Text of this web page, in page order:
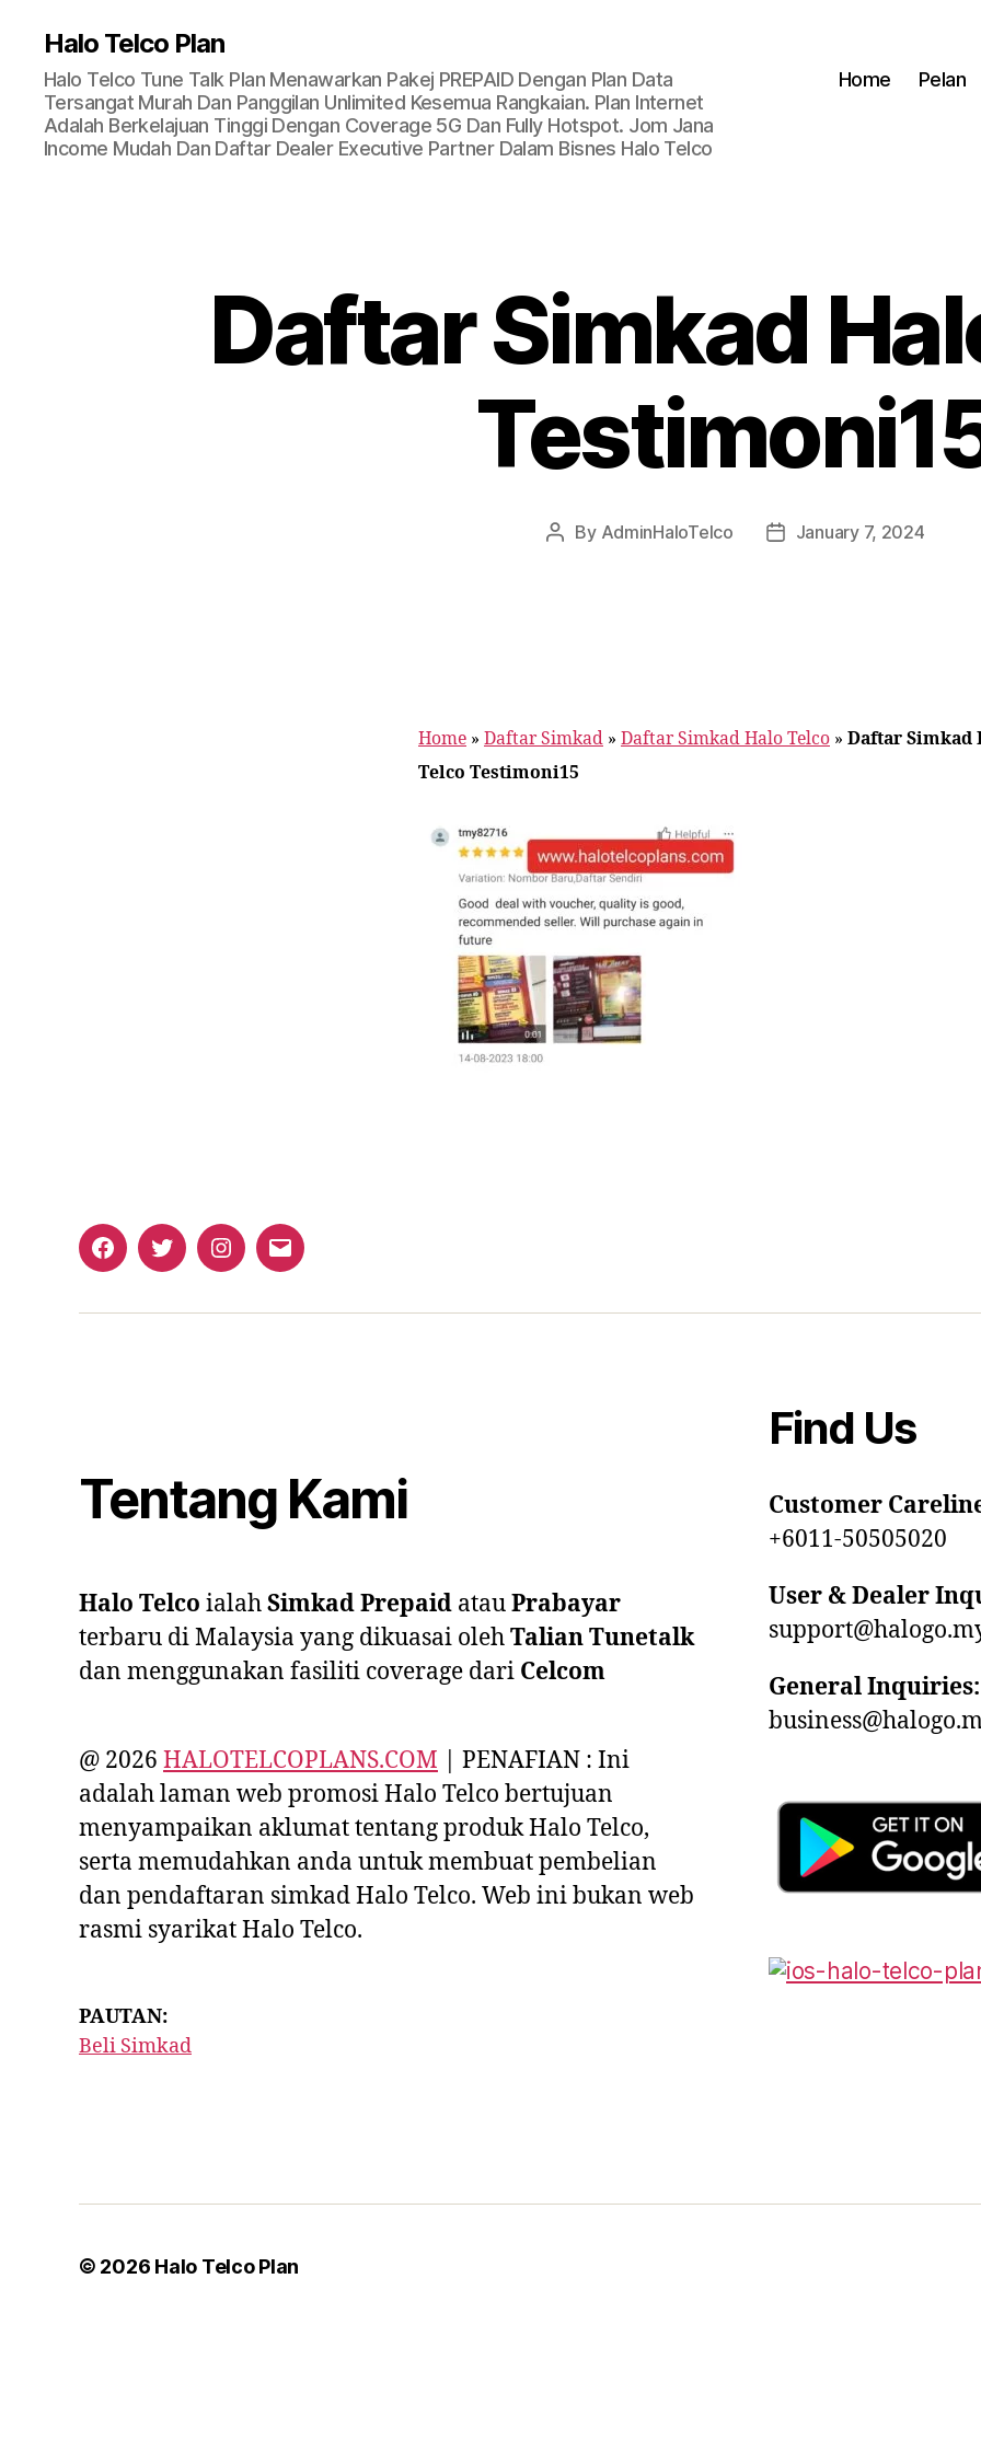
Halo Telco Plan
Halo Telco Tune Talk Plan Menawarkan Pakej PREPAID Dengan Plan Data
Tersangat Murah Dan Panggilan Unlimited Kesemua Rangkaian. Plan Internet
Adalah Berkelajuan Tinggi Dengan Coverage 5G Dan Fully Hotspot. Jom Jana
Income Mudah Dan Daftar Dealer Executive Partner Dalam Bisnes Halo Telco
Home Pelan
Daftar Simkad
Post
By AdminHaloTelco
PostJanuary 7, 2024
Home » Daftar Simkad » Daftar Simkad Halo Telco » Daftar Simkad
Telco Testimoni15
FacebookTwitterInstagram
Email
Tentang Kami
Halo Telco ialahSimkad Prepaid atauPrabayar
terbaru di Malaysia yang dikuasai olehTalian Tunetalk
dan menggunakan fasiliti coverage dari Celcom
@ 2026 HALOTELCOPLANS.COM | PENAFIAN : Ini
adalah laman web promosi Halo Telco bertujuan
menyampaikan aklumat tentang produk Halo Telco,
serta memudahkan anda untuk membuat pembelian
dan pendaftaran simkad Halo Telco. Web ini bukan web
rasmi syarikat Halo Telco.
PAUTAN:
Beli Simkad
Find Us
Customer
+6011-50505020
User & Dealer
General Inquiries:
© 2026 Halo Telco Plan